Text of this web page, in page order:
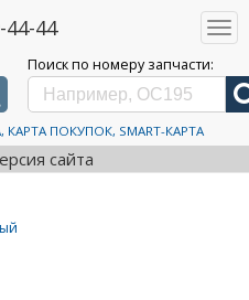
44-44
Поиск по номеру запчасти:
ПОКУПОК, SMART-КАРТА
сайта
автотоваров > Dynamatrix